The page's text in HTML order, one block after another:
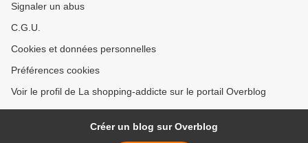
Signaler un abus
C.G.U.
Cookies et données personnelles
Préférences cookies
Voir le profil de La shopping-addicte sur le portail Overblog
Créer un blog sur Overblog